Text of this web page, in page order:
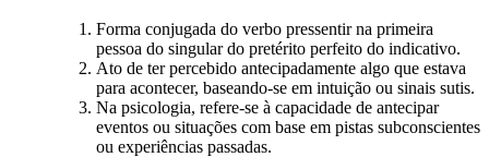
Forma conjugada do verbo pressentir na primeira
pessoa do singular do pretérito perfeito do indicativo.
Ato de ter percebido antecipadamente algo que estava
para acontecer, baseando-se em intuição ou sinais sutis.
Na psicologia, refere-se à capacidade de antecipar
eventos ou situações com base em pistas subconscientes
ou experiências passadas.